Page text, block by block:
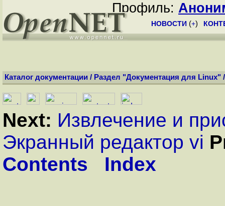
Профиль:
НОВОСТИ (+)
Каталог документации / Раздел "Документация для Linux"
Next: Извлечение и
Экранный редактор vi
Contents
Index